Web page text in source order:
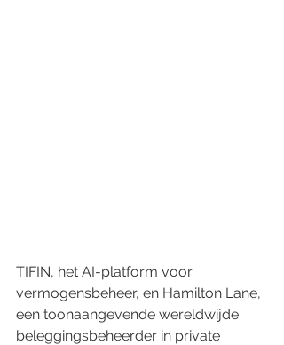
TIFIN, het AI-platform voor
vermogensbeheer, en Hamilton Lane,
een toonaangevende wereldwijde
beleggingsbeheerder in private